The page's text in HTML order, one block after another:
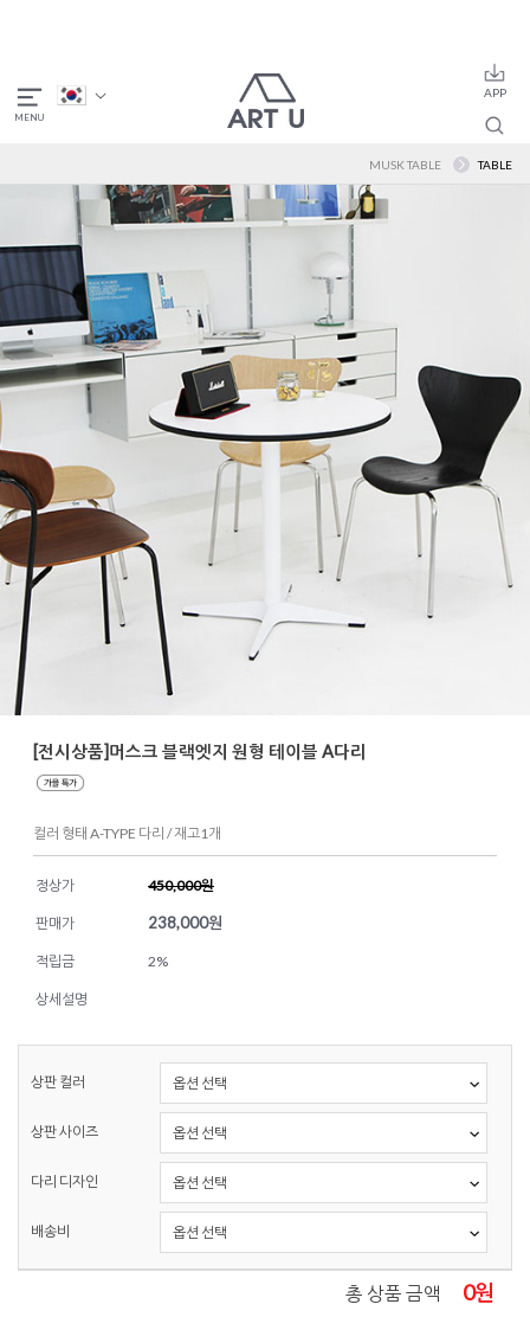
MUSK TABLE TABLE
[전시상품]머스크 블랙엣지 원형 테이블 A다리
컬러 형태 A-TYPE 다리 / 재고1개
정상가 450,000원
판매가 238,000원
적립금 2%
상세설명
상판 컬러
상판 사이즈
다리 디자인
배송비
총 상품 금액 0원